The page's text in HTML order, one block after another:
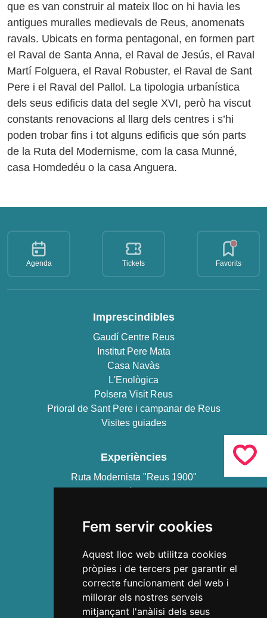
Fem servir cookies
Aquest lloc web utilitza cookies
pròpies i de tercers per garantir el
correcte funcionament del web i
millorar els nostres serveis
mitjançant l'anàlisi dels seus
que es van construir al mateix lloc on hi havia les
antigues muralles medievals de Reus, anomenats
ravals. Ubicats en forma pentagonal, en formen part
el Raval de Santa Anna, el Raval de Jesús, el Raval
Martí Folguera, el Raval Robuster, el Raval de Sant
Pere i el Raval del Pallol. La tipologia urbanística
dels seus edificis data del segle XVI, però ha viscut
constants renovacions al llarg dels centres i s’hi
poden trobar fins i tot alguns edificis que són parts
de la Ruta del Modernisme, com la casa Munné,
casa Homdedéu o la casa Anguera.
Agenda Tickets Favorits
Imprescindibles
Gaudí Centre Reus
Institut Pere Mata
Casa Navàs
L'Enològica
Polsera Visit Reus
Prioral de Sant Pere i campanar de Reus
Visites guiades
Experiències
Ruta Modernista "Reus 1900"
Casa Navàs
La teva Ruta
Còdol Educació
Ans Educació
Museus de Reus
Teatre Fortuny
Teatre Bartrina